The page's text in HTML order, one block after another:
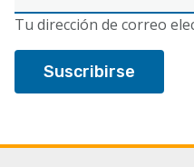
electrónico
Tu dirección de correo